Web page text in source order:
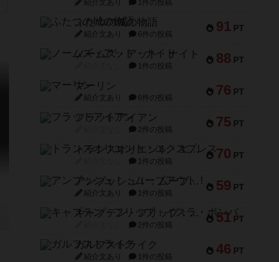
紹介文あり 1件の投稿
91 PT
ふたつの城の物語
紹介文あり 6件の投稿
88 PT
ノームズ・アット・ナイト
1件の投稿
76 PT
マーリン
紹介文あり 6件の投稿
75 PT
フラットアイアン
2件の投稿
70 PT
トランスオリエント・エクスプレス
1件の投稿
59 PT
アンブッシュ！：ムーブアウト！
紹介文あり 1件の投稿
51 PT
キャプテン・フリップ：イスラ・ボンバ
2件の投稿
46 PT
ガルフストライク
紹介文あり 1件の投稿